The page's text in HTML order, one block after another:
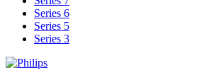
Series 6
Series 5
Series 3